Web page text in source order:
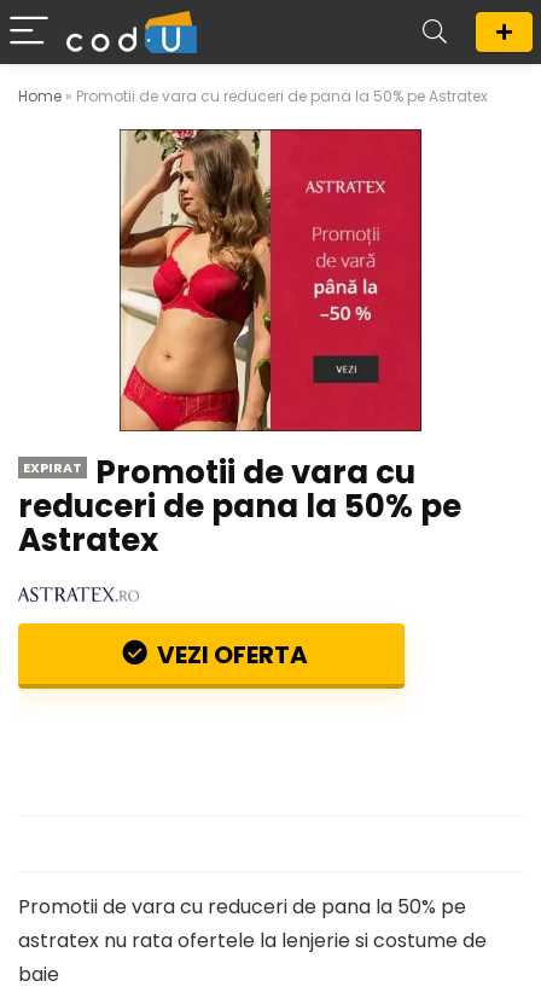
Home » Promotii de vara cu reduceri de pana la 50% pe Astratex
EXPIRAT Promotii de vara cu
reduceri de pana la 50% pe
Astratex
VEZI OFERTA
Promotii de vara cu reduceri de pana la 50% pe
astratex nu rata ofertele la lenjerie si costume de
baie